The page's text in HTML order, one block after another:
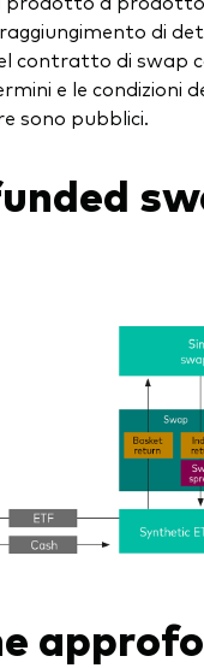
di
contratto di swap
e le condizioni
sono pubblici.